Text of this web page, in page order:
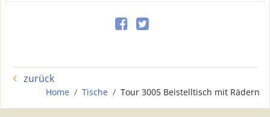
zurück
Home Tische Tour 3005 Beistelltisch mit Rädern